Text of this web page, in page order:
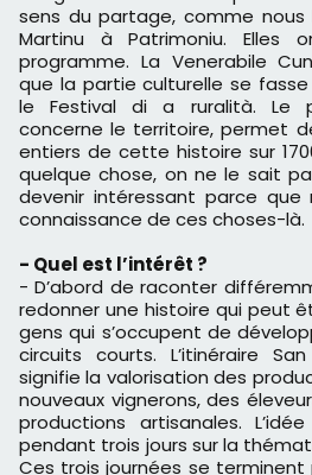
sens du partage, comme nous
Martinu à Patrimoniu. Elles
programme. La Venerabile
que la partie culturelle se
le Festival di a ruralità. Le
concerne le territoire, permet
entiers de cette histoire sur
quelque chose, on ne le sait
devenir intéressant parce que
connaissance de ces choses-là.
- Quel est l’intérêt ?
- D’abord de raconter
redonner une histoire qui peut
gens qui s’occupent de
circuits courts. L’itinéraire
signifie la valorisation des
nouveaux vignerons, des
productions artisanales.
pendant trois jours sur la
Ces trois journées se